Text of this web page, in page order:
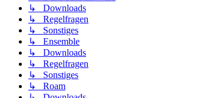
↳ Downloads
↳ Regelfragen
↳ Sonstiges
↳ Ensemble
↳ Downloads
↳ Regelfragen
↳ Sonstiges
↳ Roam